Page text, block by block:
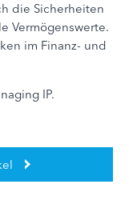
die Sicherheiten
Vermögenswerte.
im Finanz- und
IP.